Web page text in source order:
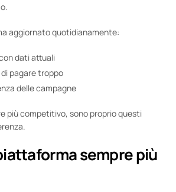
aggiornato quotidianamente:
dati attuali
pagare troppo
delle campagne
più competitivo, sono proprio questi
sempre più